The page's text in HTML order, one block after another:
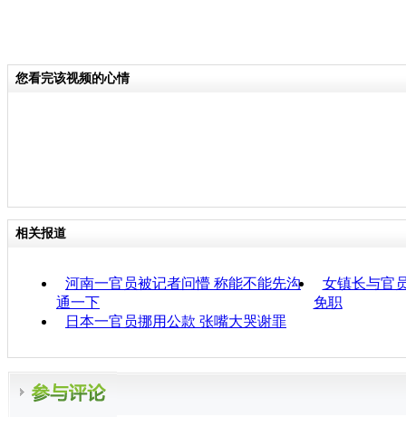
您看完该视频的心情
相关报道
河南一官员被记者问懵 称能不能先沟
通一下
女镇长与官
免职
日本一官员挪用公款 张嘴大哭谢罪